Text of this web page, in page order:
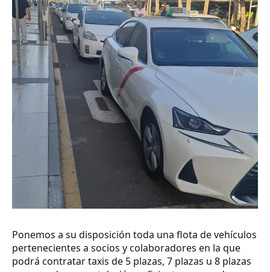
Ponemos a su disposición toda una flota de vehículos
pertenecientes a socios y colaboradores en la que
podrá contratar taxis de 5 plazas, 7 plazas u 8 plazas